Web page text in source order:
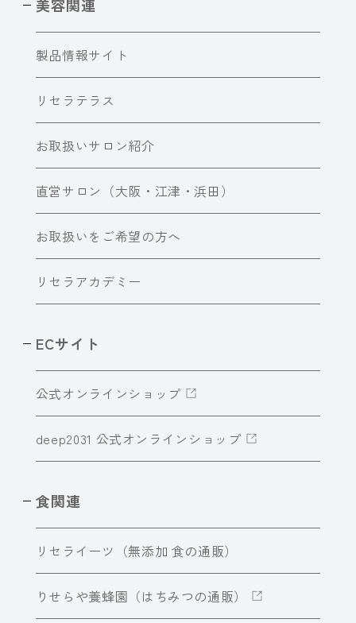
美容関連
製品情報サイト
リセラテラス
お取扱いサロン紹介
直営サロン（大阪・江津・浜田）
お取扱いをご希望の方へ
リセラアカデミー
ECサイト
公式オンラインショップ
deep2031 公式オンラインショップ
食関連
リセライーツ（無添加 食の通販）
りせらや養蜂園（はちみつの通販）